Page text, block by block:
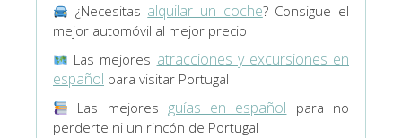
¿Necesitas alquilar un coche? Consigue el
mejor automóvil al mejor precio
Las mejores atracciones y excursiones en
español para visitar Portugal
Las mejores guías en español
para no
perderte ni un rincón de Portugal